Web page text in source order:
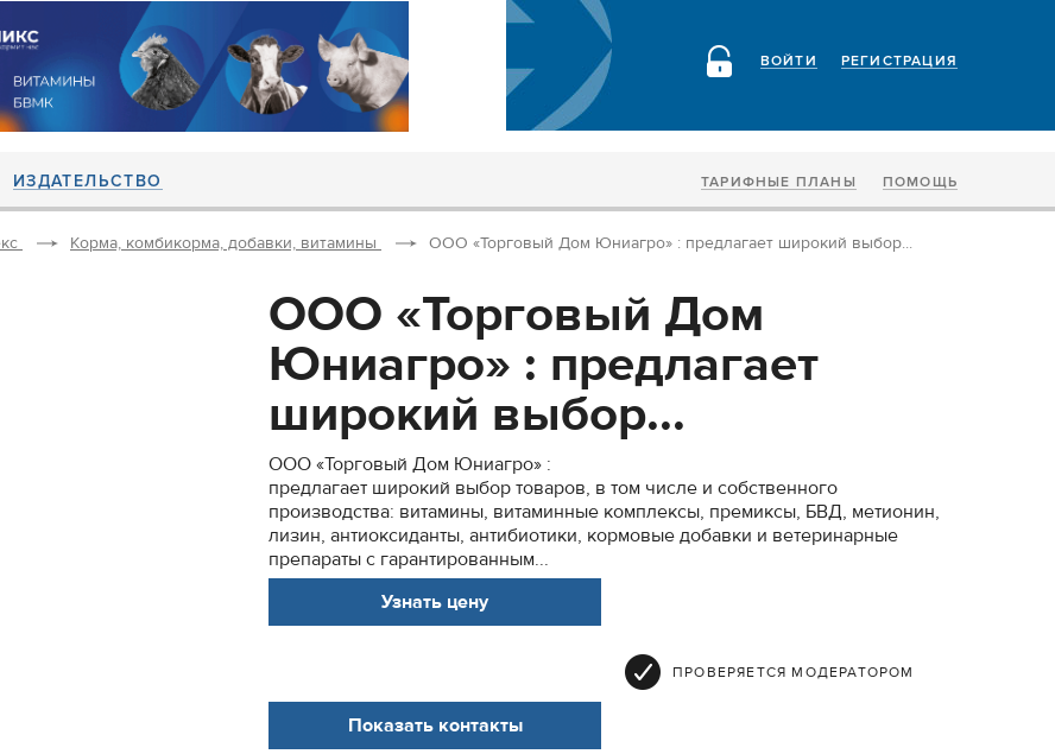
РЕГИСТРАЦИЯ
ВОЙТИ
ИЗДАТЕЛЬСТВО ТАРИФНЫЕ ПЛАНЫ ПОМОЩЬ
Корма, комбикорма, добавки, витамины ООО «Торговый Дом Юниагро» : предлагает широкий выбор...
ООО «Торговый Дом
Юниагро» : предлагает
широкий выбор...
ООО «Торговый Дом Юниагро» :
предлагает широкий выбор товаров, в том числе и собственного
производства: витамины, витаминные комплексы, премиксы, БВД, метионин,
лизин, антиоксиданты, антибиотики, кормовые добавки и ветеринарные
препараты с гарантированным...
Узнать цену
ПРОВЕРЯЕТСЯ МОДЕРАТОРОМ
Показать контакты